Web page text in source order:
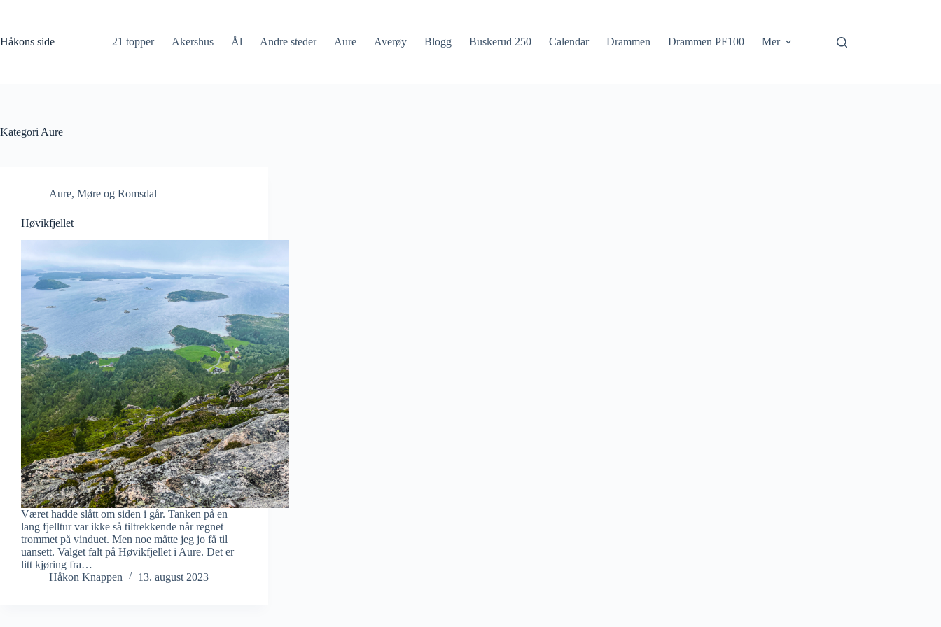
Håkons side
21 topper Akershus Ål Andre steder Aure Averøy Blogg Buskerud 250 Calendar Drammen Drammen PF100 Mer
Kategori Aure
Aure, Møre og Romsdal
Høvikfjellet
Været hadde slått om siden i går. Tanken på en
lang fjelltur var ikke så tiltrekkende når regnet
trommet på vinduet. Men noe måtte jeg jo få til
uansett. Valget falt på Høvikfjellet i Aure. Det er
litt kjøring fra…
Håkon Knappen
13. august 2023